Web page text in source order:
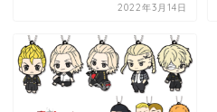
2022年3月14日